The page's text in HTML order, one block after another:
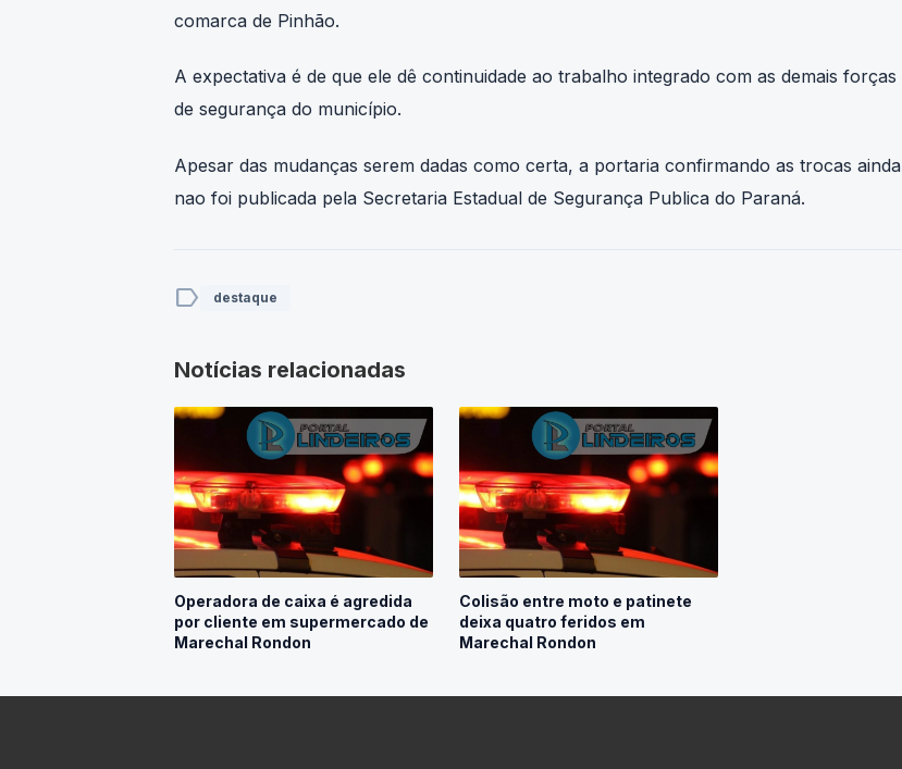
comarca de Pinhão.
A expectativa é de que ele dê continuidade ao trabalho integrado com as demais forças
de segurança do município.
Apesar das mudanças serem dadas como certa, a portaria confirmando as trocas ainda
nao foi publicada pela Secretaria Estadual de Segurança Publica do Paraná.
label destaque
Notícias relacionadas
Operadora de caixa é agredida
por cliente em supermercado de
Marechal Rondon
Colisão entre moto e patinete
deixa quatro feridos em
Marechal Rondon